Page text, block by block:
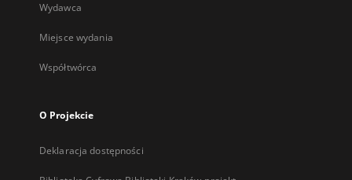
Wydawca
Miejsce wydania
Współtwórca
O Projekcie
Deklaracja dostępności